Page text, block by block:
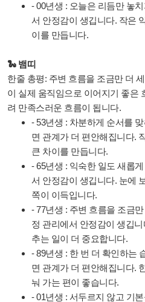
- 00년생 : 오늘은 리듬만 놓
서 안정감이 생깁니다. 작은
이를 만듭니다.
🐍 뱀띠
한줄 총평: 주변 흐름을 조금만 더
이 실제 움직임으로 이어지기 좋은
려 만족스러운 흐름이 됩니다.
- 53년생 : 차분하게 순서를
면 관계가 더 편안해집니다.
큰 차이를 만듭니다.
- 65년생 : 익숙한 일도 새롭
서 안정감이 생깁니다. 눈에
쪽이 이득입니다.
- 77년생 : 주변 흐름을 조금
정 관리에서 안정감이 생깁
추는 일이 더 중요합니다.
- 89년생 : 한 번 더 확인하는
면 관계가 더 편안해집니다.
눠 가는 편이 좋습니다.
- 01년생 : 서두르지 않고 기